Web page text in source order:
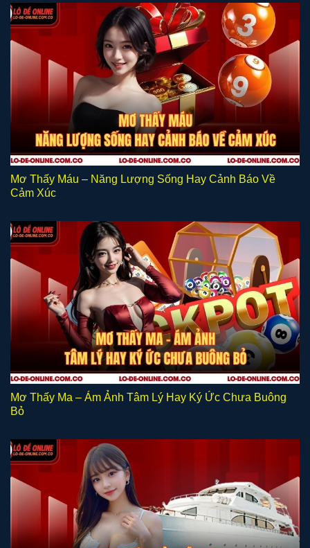
Mơ Thấy Máu – Năng Lượng Sống Hay Cảnh Báo Về
Cảm Xúc
Mơ Thấy Ma – Ám Ảnh Tâm Lý Hay Ký Ức Chưa Buông
Bỏ